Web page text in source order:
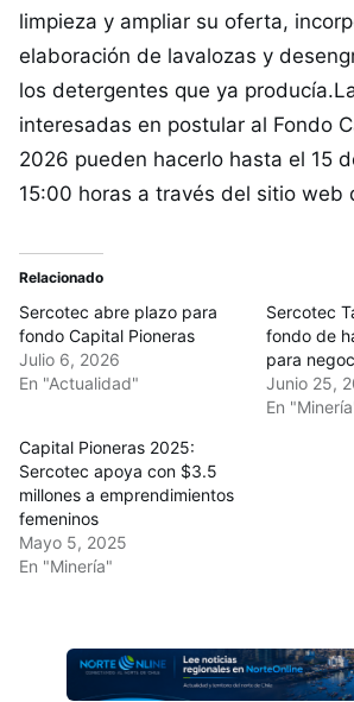
limpieza y ampliar su oferta,
elaboración de lavalozas y
los detergentes que ya
interesadas en postular al Fondo
2026 pueden hacerlo hasta el 15
15:00 horas a través del sitio web
Relacionado
Sercotec abre plazo para
fondo Capital Pioneras
Julio 6, 2026
En "Actualidad"
Sercotec
fondo de
para
Junio 25,
En
Capital Pioneras 2025:
Sercotec apoya con $3.5
millones a emprendimientos
femeninos
Mayo 5, 2025
En "Minería"